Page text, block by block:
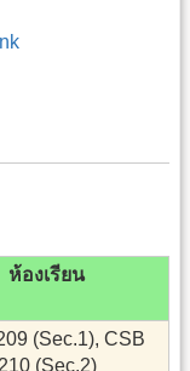
ห้องเรียน
(Sec.1), CSB
210 (Sec.2)